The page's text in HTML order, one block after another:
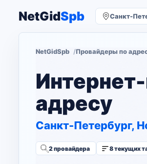
NetGidSpb Санкт-
NetGidSpb Провайдеры по
адресу
Санкт-Петербург,
2 провайдера 8 текущих